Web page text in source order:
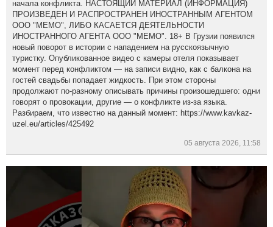
начала конфликта. НАСТОЯЩИЙ МАТЕРИАЛ (ИНФОРМАЦИЯ)
ПРОИЗВЕДЕН И РАСПРОСТРАНЕН ИНОСТРАННЫМ АГЕНТОМ
ООО "МЕМО", ЛИБО КАСАЕТСЯ ДЕЯТЕЛЬНОСТИ
ИНОСТРАННОГО АГЕНТА ООО "МЕМО". 18+ В Грузии появился
новый поворот в истории с нападением на русскоязычную
туристку. Опубликованное видео с камеры отеля показывает
момент перед конфликтом — на записи видно, как с балкона на
гостей свадьбы попадает жидкость. При этом стороны
продолжают по-разному описывать причины произошедшего: одни
говорят о провокации, другие — о конфликте из-за языка.
Разбираем, что известно на данный момент: https://www.kavkaz-
uzel.eu/articles/425492
05 августа 2026, 11:58